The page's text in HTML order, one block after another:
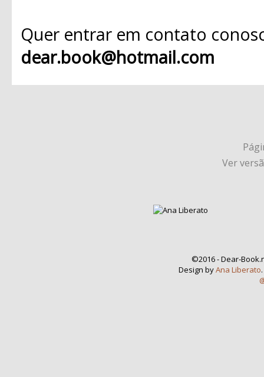
Quer entrar em contato
dear.book@hotmail.com
Ver
©2016 - Dear-
Design byAna Liberato